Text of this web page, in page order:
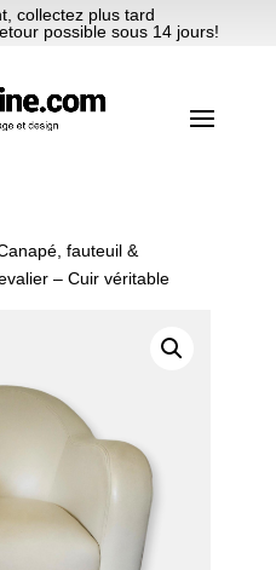
collectez plus tard
possible sous 14 jours!
fauteuil &
– Cuir véritable